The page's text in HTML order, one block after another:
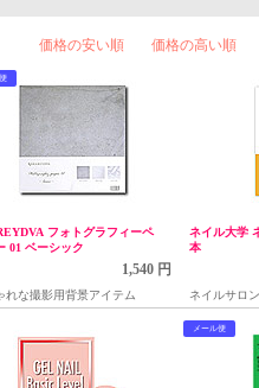
価格の安い順 価格の高い順
フォトグラフィーペ
01 ベーシック
1,540 円
れな撮影用背景アイテム
ネイル大学
本
ネイルサロ
方などが学
メール便